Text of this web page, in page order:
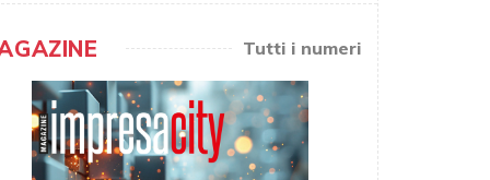
Tutti i numeri